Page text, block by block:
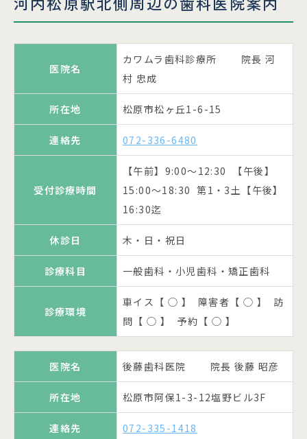
医院名
カワムラ歯科診療所 院長 河
村 忠成
所在地 松原市松ヶ丘1-6-15
連絡先 072-336-6480
受付診療時間
【午前】9:00～12:30 【午後】
15:00～18:30 第1・3土【午後】
16:30迄
休診日 木・日・祝日
診療科目 一般歯科・小児歯科・矯正歯科
診療環境
車イス【 ◯ 】 障害者【 ◯ 】 訪
問【 ◯ 】 予約【 ◯ 】
医院名 後藤歯科医院 院長 後藤 昭彦
所在地 松原市阿保1-3-12塩野ビル3F
連絡先 072-335-1418
池田歯科
14:00～19:30
診療環境
伊藤歯科医院 院長 伊藤 雅仁
枝川歯科医院 院長 枝川 望
1F
連絡先 072-336-7272
受付診療時間
【午前】9:00～12:00 【午後】
15:00～18:00 水【午後】14:00
～16:00迄
休診日 木・日・祝日
診療科目 一般歯科・小児歯科
診療環境
車イス【 ◯ 】 障害者【 × 】 訪
問【 ◯ 】 予約【 ◯ 】
医院名 清誠歯科医院 院長 岩本 文哉
所在地
松原市田井城1丁目1-1 カナート
モール松原1F
さつき歯科 院長 藤井 佐都樹
ーバンコンフォート1F
連絡先 072-335-8241
受付診療時間
【午前】9:00～12:00 【午後】
15:00～19:30 第2金曜15:00～
17:00 土【午前】13:00迄
休診日 木・日・祝日
診療科目 一般歯科・小児歯科・矯正歯科
診療環境
車イス【 ◯ 】 障害者【 ◯ 】 訪
問【 ◯ 】 予約【 ◯ 】
医院名 谷下歯科医院 院長 谷下 人六
所在地 松原市北新町6-158-3
連絡先 072-331-8964
奥野歯科医院 院長 奥野 誠
15:00～19:00
診療環境
塩井歯科医院 院長 塩井 孝
所在地